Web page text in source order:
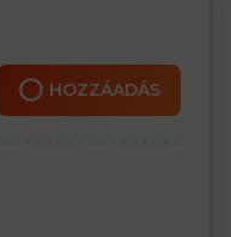
HOZZÁADÁS